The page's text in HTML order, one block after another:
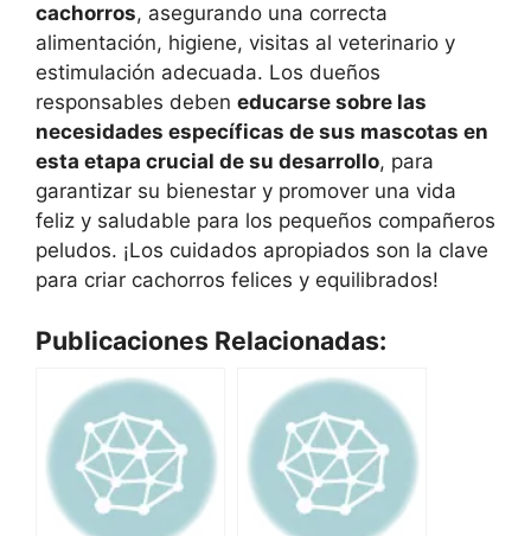
cachorros, asegurando una correcta
alimentación, higiene, visitas al veterinario y
estimulación adecuada. Los dueños
responsables deben educarse sobre las
necesidades específicas de sus mascotas en
esta etapa crucial de su desarrollo, para
garantizar su bienestar y promover una vida
feliz y saludable para los pequeños compañeros
peludos. ¡Los cuidados apropiados son la clave
para criar cachorros felices y equilibrados!
Publicaciones Relacionadas: